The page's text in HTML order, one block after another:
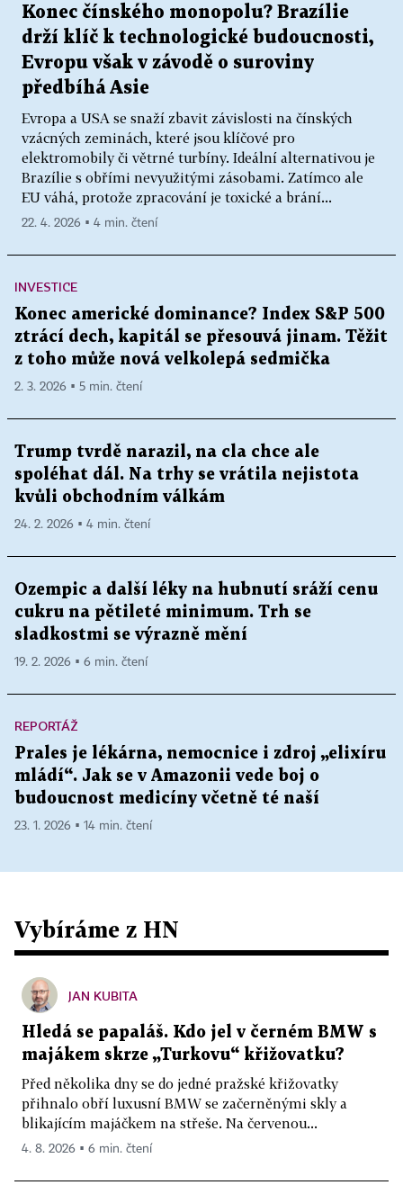
Konec čínského monopolu? Brazílie
drží klíč k technologické budoucnosti,
Evropu však v závodě o suroviny
předbíhá Asie
Evropa a USA se snaží zbavit závislosti na čínských
vzácných zeminách, které jsou klíčové pro
elektromobily či větrné turbíny. Ideální alternativou je
Brazílie s obřími nevyužitými zásobami. Zatímco ale
EU váhá, protože zpracování je toxické a brání...
22. 4. 2026 ▪ 4 min. čtení
INVESTICE
Konec americké dominance? Index S&P 500
ztrácí dech, kapitál se přesouvá jinam. Těžit
z toho může nová velkolepá sedmička
2. 3. 2026 ▪ 5 min. čtení
Trump tvrdě narazil, na cla chce ale
spoléhat dál. Na trhy se vrátila nejistota
kvůli obchodním válkám
24. 2. 2026 ▪ 4 min. čtení
Ozempic a další léky na hubnutí sráží cenu
cukru na pětileté minimum. Trh se
sladkostmi se výrazně mění
19. 2. 2026 ▪ 6 min. čtení
REPORTÁŽ
Prales je lékárna, nemocnice i zdroj „elixíru
mládí“. Jak se v Amazonii vede boj o
budoucnost medicíny včetně té naší
23. 1. 2026 ▪ 14 min. čtení
Vybíráme z HN
JAN KUBITA
Hledá se papaláš. Kdo jel v černém BMW s
majákem skrze „Turkovu“ křižovatku?
Před několika dny se do jedné pražské křižovatky
přihnalo obří luxusní BMW se začerněnými skly a
blikajícím majáčkem na střeše. Na červenou...
4. 8. 2026 ▪ 6 min. čtení